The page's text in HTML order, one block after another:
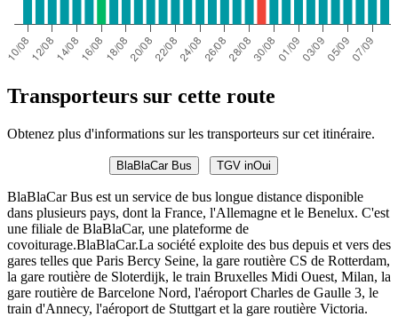
Transporteurs sur cette route
Obtenez plus d'informations sur les transporteurs sur cet itinéraire.
BlaBlaCar Bus TGV inOui
BlaBlaCar Bus est un service de bus longue distance disponible
dans plusieurs pays, dont la France, l'Allemagne et le Benelux. C'est
une filiale de BlaBlaCar, une plateforme de
covoiturage.BlaBlaCar.La société exploite des bus depuis et vers des
gares telles que Paris Bercy Seine, la gare routière CS de Rotterdam,
la gare routière de Sloterdijk, le train Bruxelles Midi Ouest, Milan, la
gare routière de Barcelone Nord, l'aéroport Charles de Gaulle 3, le
train d'Annecy, l'aéroport de Stuttgart et la gare routière Victoria.